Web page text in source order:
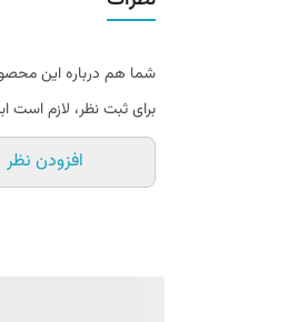
توجه: کد رنگ اتومبیل را
شما هم درباره این
برای ثبت نظر، لازم است
افزودن نظر